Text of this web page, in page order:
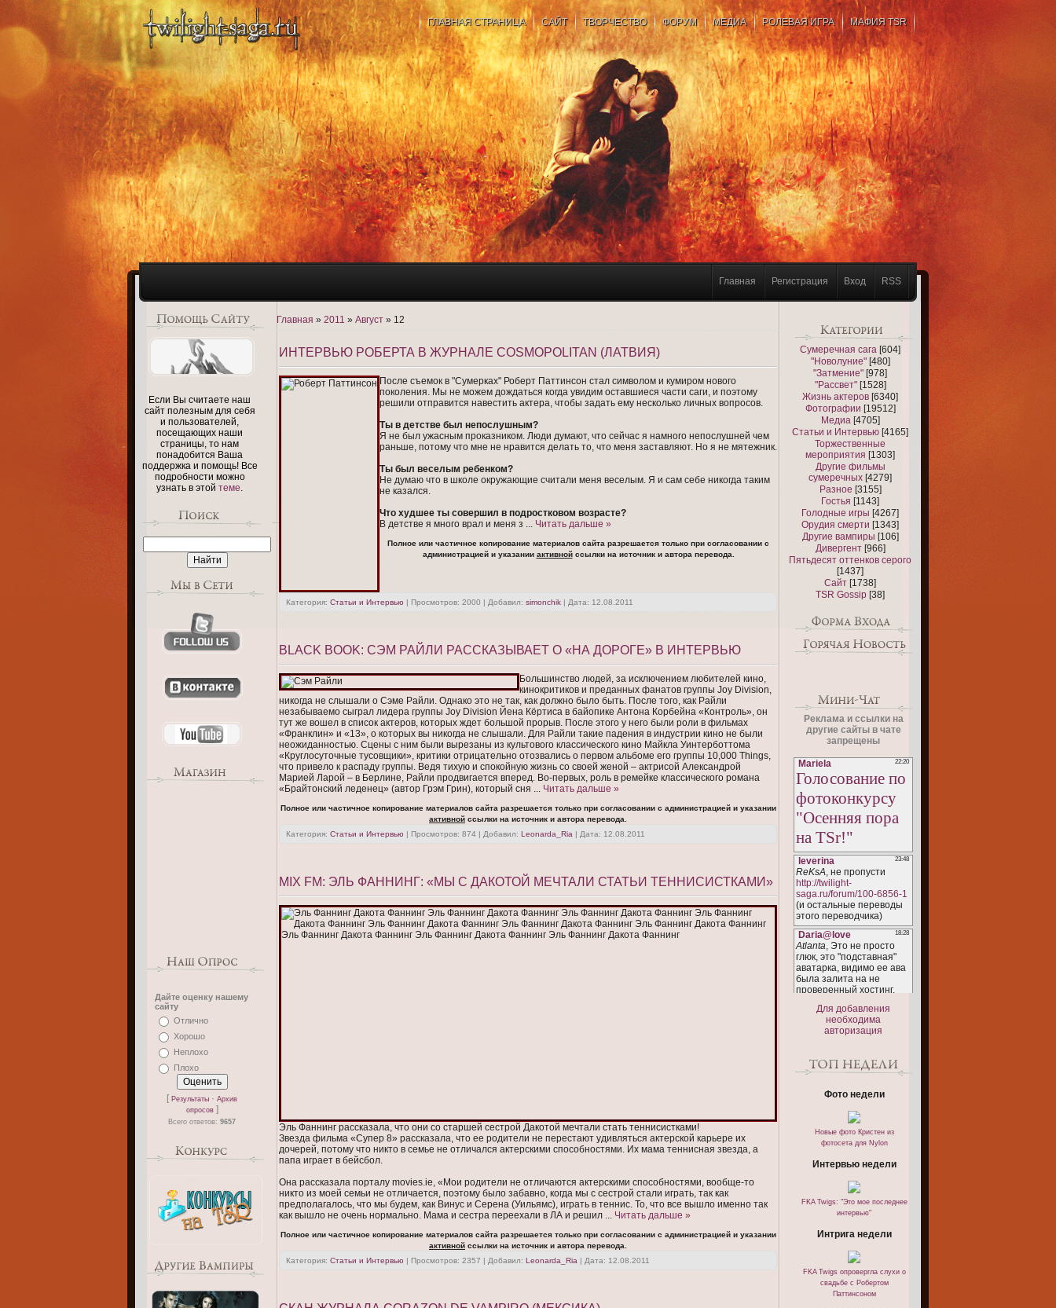
ГЛАВНАЯ СТРАНИЦА САЙТ ТВОРЧЕСТВО ФОРУМ МЕДИА РОЛЕВАЯ ИГРА МАФИЯ TSR
Главная Регистрация Вход RSS
Если Вы считаете наш
сайт полезным для себя
и пользователей,
посещающих наши
страницы, то нам
понадобится Ваша
поддержка и помощь! Все
подробности можно
узнать в этой теме.
Дайте оценку нашему
сайту
Отлично
Хорошо
Неплохо
Плохо
[ Результаты · Архив
опросов]
Всего ответов: 9657
Главная » 2011 » Август » 12
ИНТЕРВЬЮ РОБЕРТА В ЖУРНАЛЕ COSMOPOLITAN (ЛАТВИЯ)
После съемок в "Сумерках" Роберт Паттинсон стал символом и кумиром нового
поколения. Мы не можем дождаться когда увидим оставшиеся части саги, и поэтому
решили отправится навестить актера, чтобы задать ему несколько личных вопросов.
Ты в детстве был непослушным?
Я не был ужасным проказником. Люди думают, что сейчас я намного непослушней чем
раньше, потому что мне не нравится делать то, что меня заставляют. Но я не мятежник.
Ты был веселым ребенком?
Не думаю что в школе окружающие считали меня веселым. Я и сам себе никогда таким
не казался.
Что худшее ты совершил в подростковом возрасте?
В детстве я много врал и меня з ... Читать дальше »
Полное или частичное копирование материалов сайта разрешается только при согласовании с
администрацией и указании активнойссылки на источник и автора перевода.
Категория: Статьи и Интервью | Просмотров: 2000 | Добавил: simonchik | Дата: 12.08.2011
BLACK BOOK: СЭМ РАЙЛИ РАССКАЗЫВАЕТ О «НА ДОРОГЕ» В ИНТЕРВЬЮ
Большинство людей, за исключением любителей кино,
кинокритиков и преданных фанатов группы Joy Division,
никогда не слышали о Сэме Райли. Однако это не так, как должно было быть. После того, как Райли
незабываемо сыграл лидера группы Joy Division Йена Кёртиса в байопике Антона Корбейна «Контроль», он
тут же вошел в список актеров, которых ждет большой прорыв. После этого у него были роли в фильмах
«Франклин» и «13», о которых вы никогда не слышали. Для Райли такие падения в индустрии кино не были
неожиданностью. Сцены с ним были вырезаны из культового классического кино Майкла Уинтерботтома
«Круглосуточные тусовщики», критики отрицательно отозвались о первом альбоме его группы 10,000 Things,
что привело к распаду группы. Ведя тихую и спокойную жизнь со своей женой – актрисой Александрой
Марией Ларой – в Берлине, Райли продвигается вперед. Во-первых, роль в ремейке классического романа
«Брайтонский леденец» (автор Грэм Грин), который сня ... Читать дальше »
Полное или частичное копирование материалов сайта разрешается только при согласовании с администрацией и указании
активной ссылки на источник и автора перевода.
Категория: Статьи и Интервью | Просмотров: 874 | Добавил: Leonarda_Ria | Дата: 12.08.2011
MIX FM: ЭЛЬ ФАННИНГ: «МЫ С ДАКОТОЙ МЕЧТАЛИ СТАТЬИ ТЕННИСИСТКАМИ»
Эль Фаннинг рассказала, что они со старшей сестрой Дакотой мечтали стать теннисистками!
Звезда фильма «Супер 8» рассказала, что ее родители не перестают удивляться актерской карьере их
дочерей, потому что никто в семье не отличался актерскими способностями. Их мама теннисная звезда, а
папа играет в бейсбол.
Она рассказала порталу movies.ie, «Мои родители не отличаются актерскими способностями, вообще-то
никто из моей семьи не отличается, поэтому было забавно, когда мы с сестрой стали играть, так как
предполагалось, что мы будем, как Винус и Серена (Уильямс), играть в теннис. То, что все вышло именно так
как вышло не очень нормально. Мама и сестра переехали в ЛА и решил ... Читать дальше »
Полное или частичное копирование материалов сайта разрешается только при согласовании с администрацией и указании
активной ссылки на источник и автора перевода.
Категория: Статьи и Интервью | Просмотров: 2357 | Добавил: Leonarda_Ria | Дата: 12.08.2011
Сумеречная сага [604]
"Новолуние" [480]
"Затмение" [978]
"Рассвет" [1528]
Жизнь актеров [6340]
Фотографии [19512]
Медиа [4705]
Статьи и Интервью [4165]
Торжественные
мероприятия [1303]
Другие фильмы
сумеречных [4279]
Разное [3155]
Гостья [1143]
Голодные игры [4267]
Орудия смерти [1343]
Другие вампиры [106]
Дивергент [966]
Пятьдесят оттенков серого
[1437]
Сайт [1738]
TSR Gossip [38]
Реклама и ссылки на
другие сайты в чате
запрещены
Для добавления
необходима
авторизация
Фото недели
Новые фото Кристен из
фотосета для Nylon
Интервью недели
FKA Twigs: "Это мое последнее
интервью"
Интрига недели
FKA Twigs опровергла слухи о
свадьбе с Робертом
Паттинсоном